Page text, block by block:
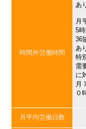
時間外労働時間
あ
月
5
36
あ
特
需
に
月
０
月平均労働日数